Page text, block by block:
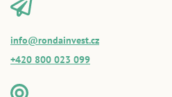
info@rondainvest.cz
+420 800 023 099